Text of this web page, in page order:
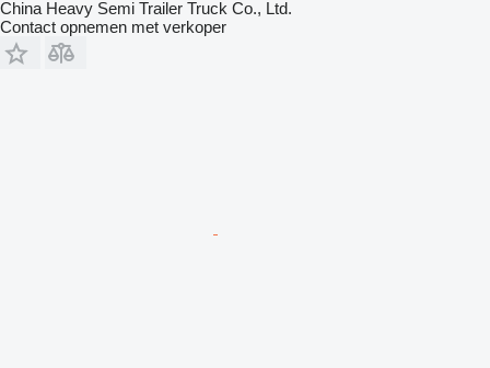
China Heavy Semi Trailer Truck Co., Ltd.
Contact opnemen met verkoper